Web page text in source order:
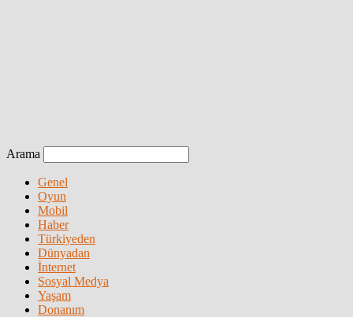
Arama
Genel
Oyun
Mobil
Haber
Türkiyeden
Dünyadan
İnternet
Sosyal Medya
Yaşam
Donanım